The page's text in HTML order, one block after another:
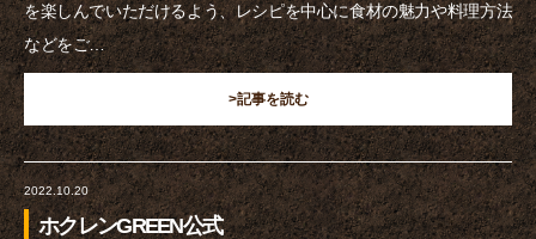
を楽しんでいただけるよう、レシピを中心に食材の魅力や料理方法
などをご…
>記事を読む
2022.10.20
ホクレンGREEN公式